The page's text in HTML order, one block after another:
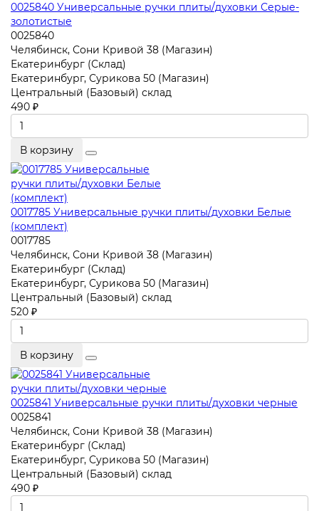
0025840 Универсальные ручки плиты/духовки Серые-
золотистые
0025840
Челябинск, Сони Кривой 38 (Магазин)
Екатеринбург (Склад)
Екатеринбург, Сурикова 50 (Магазин)
Центральный (Базовый) склад
490 ₽
В корзину
0017785 Универсальные ручки плиты/духовки Белые
(комплект)
0017785
Челябинск, Сони Кривой 38 (Магазин)
Екатеринбург (Склад)
Екатеринбург, Сурикова 50 (Магазин)
Центральный (Базовый) склад
520 ₽
В корзину
0025841 Универсальные ручки плиты/духовки черные
0025841
Челябинск, Сони Кривой 38 (Магазин)
Екатеринбург (Склад)
Екатеринбург, Сурикова 50 (Магазин)
Центральный (Базовый) склад
490 ₽